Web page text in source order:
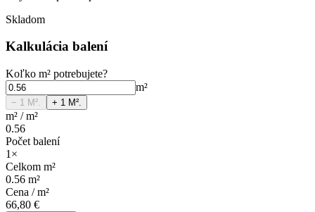
Skladom
Kalkulácia balení
Koľko m² potrebujete?
m²
− 1 M². + 1 M².
m² /m²
0.56
Počet balení
1 ×
Celkom m²
0.56 m²
Cena /m²
66,80 €